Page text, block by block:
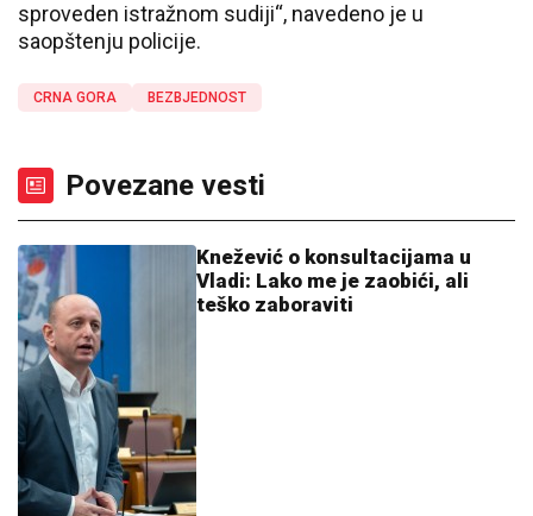
sproveden istražnom sudiji“, navedeno je u
saopštenju policije.
CRNA GORA BEZBJEDNOST
Povezane vesti
Knežević o konsultacijama u
Vladi: Lako me je zaobići, ali
teško zaboraviti